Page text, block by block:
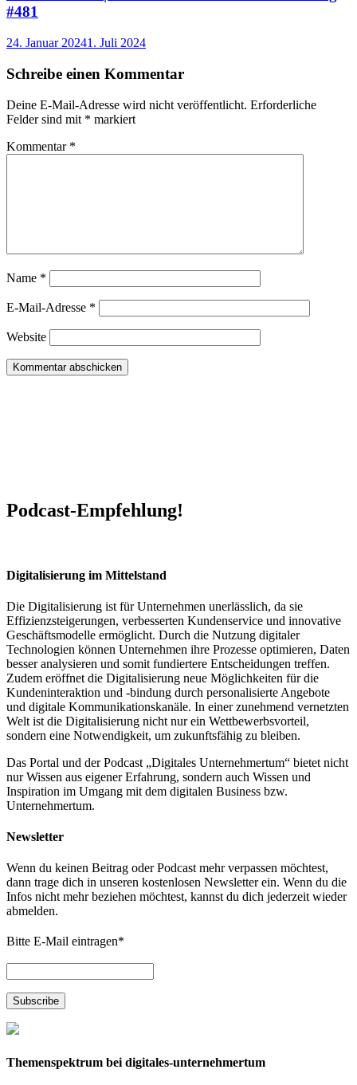
#481
24. Januar 20241. Juli 2024
Schreibe einen Kommentar
Deine E-Mail-Adresse wird nicht veröffentlicht. Erforderliche
Felder sind mit * markiert
Kommentar *
Name *
E-Mail-Adresse *
Website
Podcast-Empfehlung!
Digitalisierung im Mittelstand
Die Digitalisierung ist für Unternehmen unerlässlich, da sie
Effizienzsteigerungen, verbesserten Kundenservice und innovative
Geschäftsmodelle ermöglicht. Durch die Nutzung digitaler
Technologien können Unternehmen ihre Prozesse optimieren, Daten
besser analysieren und somit fundiertere Entscheidungen treffen.
Zudem eröffnet die Digitalisierung neue Möglichkeiten für die
Kundeninteraktion und -bindung durch personalisierte Angebote
und digitale Kommunikationskanäle. In einer zunehmend vernetzten
Welt ist die Digitalisierung nicht nur ein Wettbewerbsvorteil,
sondern eine Notwendigkeit, um zukunftsfähig zu bleiben.
Das Portal und der Podcast „Digitales Unternehmertum“ bietet nicht
nur Wissen aus eigener Erfahrung, sondern auch Wissen und
Inspiration im Umgang mit dem digitalen Business bzw.
Unternehmertum.
Newsletter
Wenn du keinen Beitrag oder Podcast mehr verpassen möchtest,
dann trage dich in unseren kostenlosen Newsletter ein. Wenn du die
Infos nicht mehr beziehen möchtest, kannst du dich jederzeit wieder
abmelden.
Bitte E-Mail eintragen*
Themenspektrum bei digitales-unternehmertum